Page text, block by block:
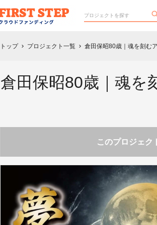
トップ chevron_right プロジェクト一覧 chevron_right 倉田保昭80歳｜魂を刻む
倉田保昭80歳｜魂を
このプロジェク